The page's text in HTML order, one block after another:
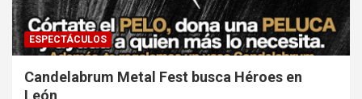
ESPECTÁCULOS
Candelabrum Metal Fest busca Héroes en
León